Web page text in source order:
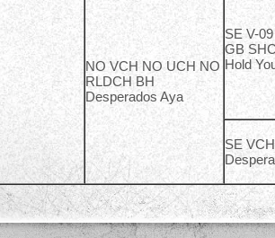
NO VCH NO UCH NO
RLDCH BH
Desperados Aya
SE V-
GB
Hold
SE